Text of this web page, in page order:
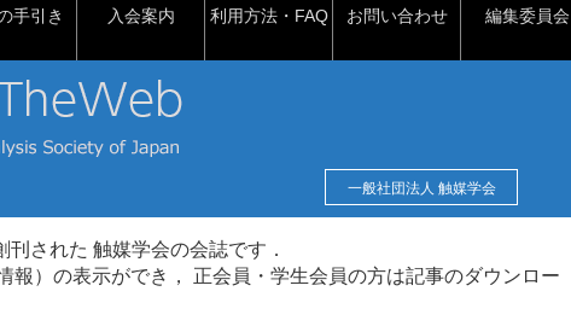
手引き 入会案内 利用方法・FAQ お問い合わせ 編集委員会
一般社団法人 触媒学会
された 触媒学会の会誌です．
）の表示ができ， 正会員・学生会員の方は記事のダウンロー